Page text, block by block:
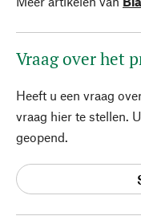
Vraag over het
Heeft u een vraag
vraag hier te stellen.
geopend.